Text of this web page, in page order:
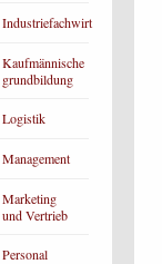
Industriefachwirt
Kaufmännische
grundbildung
Logistik
Management
Marketing
und Vertrieb
Personal